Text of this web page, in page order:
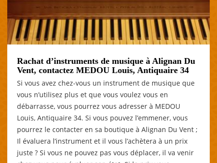
Rachat d’instruments de musique à Alignan Du
Vent, contactez MEDOU Louis, Antiquaire 34
Si vous avez chez-vous un instrument de musique que
vous n’utilisez plus et que vous voulez vous en
débarrasse, vous pourrez vous adresser à MEDOU
Louis, Antiquaire 34. Si vous pouvez l’emmener, vous
pourrez le contacter en sa boutique à Alignan Du Vent ;
Il évaluera l’instrument et il vous l’achètera à un prix
juste ? Si vous ne pouvez pas vous déplacer, il va venir